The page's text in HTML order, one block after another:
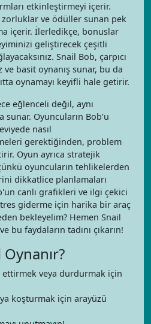
etkinleştirmeyi içerir.
ve ödüller sunan pek
içerir. İlerledikçe, bonuslar
geliştirecek çeşitli
Snail Bob, çarpıcı
basit oynanış sunar, bu da
oynamayı keyifli hale getirir.
eğlenceli değil, aynı
sunar. Oyuncuların Bob'u
nasıl
gerektiğinden, problem
Oyun ayrıca stratejik
oyuncuların tehlikelerden
dikkatlice planlamaları
canlı grafikleri ve ilgi çekici
giderme için harika bir araç
bekleyelim? Hemen Snail
bu faydaların tadını çıkarın!
veya durdurmak için
koşturmak için arayüzü